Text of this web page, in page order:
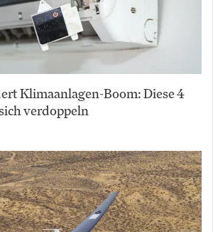
Klimaanlagen-Boom: Diese 4
verdoppeln